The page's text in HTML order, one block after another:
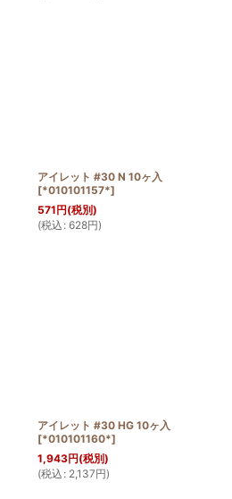
アイレット #30 N 10ヶ入
[*010101157*]
571円(税別)
(税込 : 628円)
アイレット #30 HG 10ヶ入
[*010101160*]
1,943円(税別)
(税込 : 2,137円)